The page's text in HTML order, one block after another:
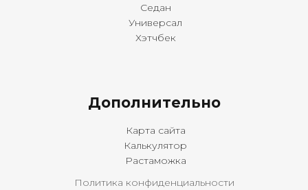
Седан
Универсал
Хэтчбек
Дополнительно
Карта сайта
Калькулятор
Растаможка
Политика конфиденциальности